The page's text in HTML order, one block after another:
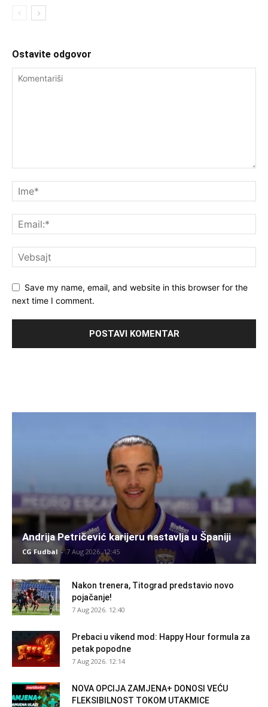
Ostavite odgovor
Save my name, email, and website in this browser for the
next time I comment.
Andrija Petričević karijeru nastavlja u Španiji
CG Fudbal - 7 Aug 2026. 12:45
Nakon trenera, Titograd predstavio novo
pojačanje!
7 Aug 2026. 12:40
Prebaci u vikend mod: Happy Hour formula za
petak popodne
7 Aug 2026. 12:14
NOVA OPCIJA ZAMJENA+ DONOSI VEĆU
FLEKSIBILNOST TOKOM UTAKMICE